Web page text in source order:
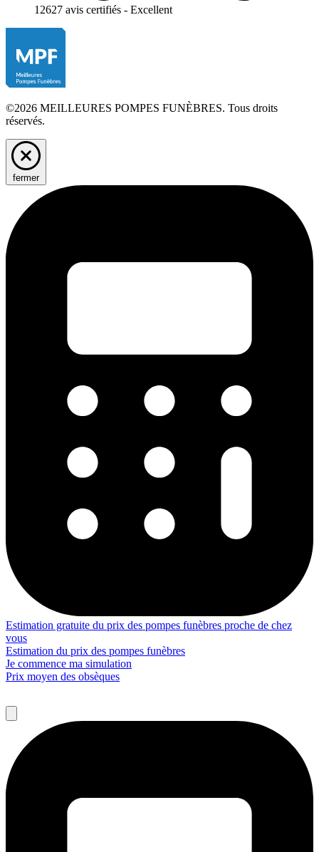
12627 avis certifiés - Excellent
©2026 MEILLEURES POMPES FUNÈBRES. Tous droits
réservés.
fermer
Estimation gratuite du prix des pompes funèbres proche de chez
vous
Estimation du prix des pompes funèbres
Je commence ma simulation
Prix moyen des obsèques